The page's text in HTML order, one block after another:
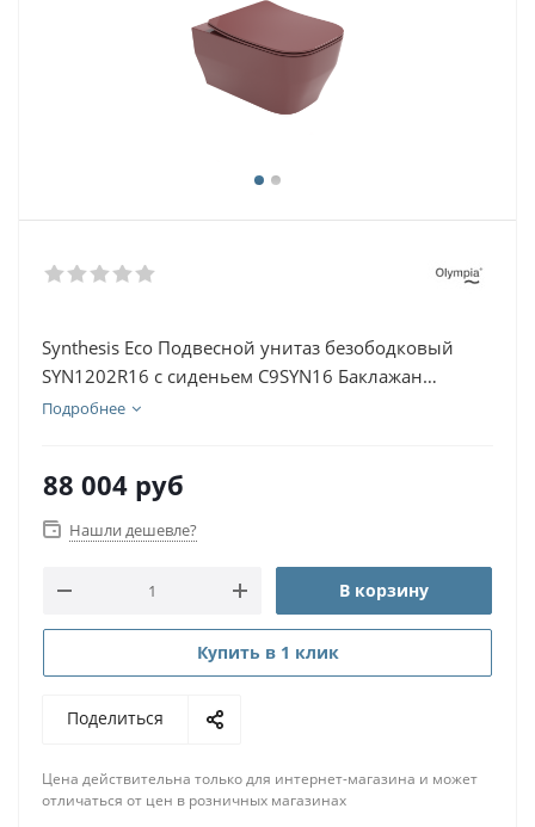
Synthesis Eco Подвесной унитаз безободковый
SYN1202R16 с сиденьем C9SYN16 Баклажан
глянцевый
Подробнее
88 004 руб
Нашли дешевле?
В корзину
Купить в 1 клик
Поделиться
Цена действительна только для интернет-магазина и может
отличаться от цен в розничных магазинах